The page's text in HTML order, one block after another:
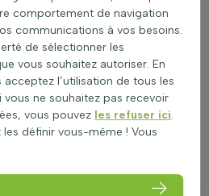
lorsqu'elle est plantée en
garantissant ainsi une
floraison abondante. Elle préfère
s'adapte à différents types de
pour l'aménagement
en eau de cette graminée
surtout durant les périodes de
dense et saine, une exposition
bien que cette plante tolère une
comportement de navigation
communications à vos besoins.
de sélectionner les
vous souhaitez autoriser. En
acceptez l’utilisation de tous les
vous ne souhaitez pas recevoir
vous pouvez les refuser ici.
définir vous-même ! Vous